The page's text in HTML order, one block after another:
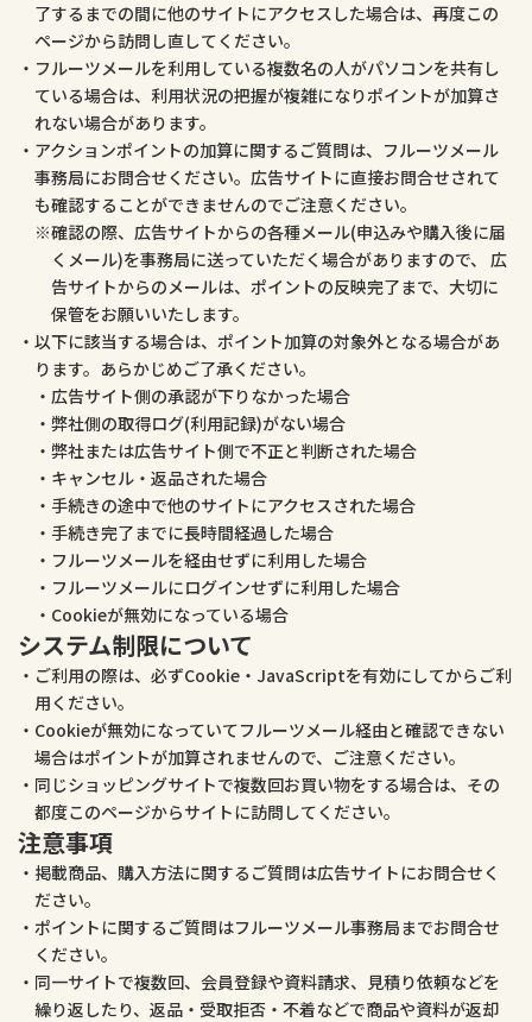
了するまでの間に他のサイトにアクセスした場合は、再度この
ページから訪問し直してください。
フルーツメールを利用している複数名の人がパソコンを共有し
ている場合は、利用状況の把握が複雑になりポイントが加算さ
れない場合があります。
アクションポイントの加算に関するご質問は、フルーツメール
事務局にお問合せください。広告サイトに直接お問合せされて
も確認することができませんのでご注意ください。
確認の際、広告サイトからの各種メール(申込みや購入後に届
くメール)を事務局に送っていただく場合がありますので、 広
告サイトからのメールは、ポイントの反映完了まで、大切に
保管をお願いいたします。
以下に該当する場合は、ポイント加算の対象外となる場合があ
ります。あらかじめご了承ください。
広告サイト側の承認が下りなかった場合
弊社側の取得ログ(利用記録)がない場合
弊社または広告サイト側で不正と判断された場合
キャンセル・返品された場合
手続きの途中で他のサイトにアクセスされた場合
手続き完了までに長時間経過した場合
フルーツメールを経由せずに利用した場合
フルーツメールにログインせずに利用した場合
Cookieが無効になっている場合
システム制限について
ご利用の際は、必ずCookie・JavaScriptを有効にしてからご利
用ください。
Cookieが無効になっていてフルーツメール経由と確認できない
場合はポイントが加算されませんので、ご注意ください。
同じショッピングサイトで複数回お買い物をする場合は、その
都度このページからサイトに訪問してください。
注意事項
掲載商品、購入方法に関するご質問は広告サイトにお問合せく
ださい。
ポイントに関するご質問はフルーツメール事務局までお問合せ
ください。
同一サイトで複数回、会員登録や資料請求、見積り依頼などを
繰り返したり、返品・受取拒否・不着などで商品や資料が返却